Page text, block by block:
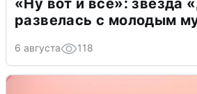
«Ну вот и всё»: звезда
развелась с молодым
6 августа 118